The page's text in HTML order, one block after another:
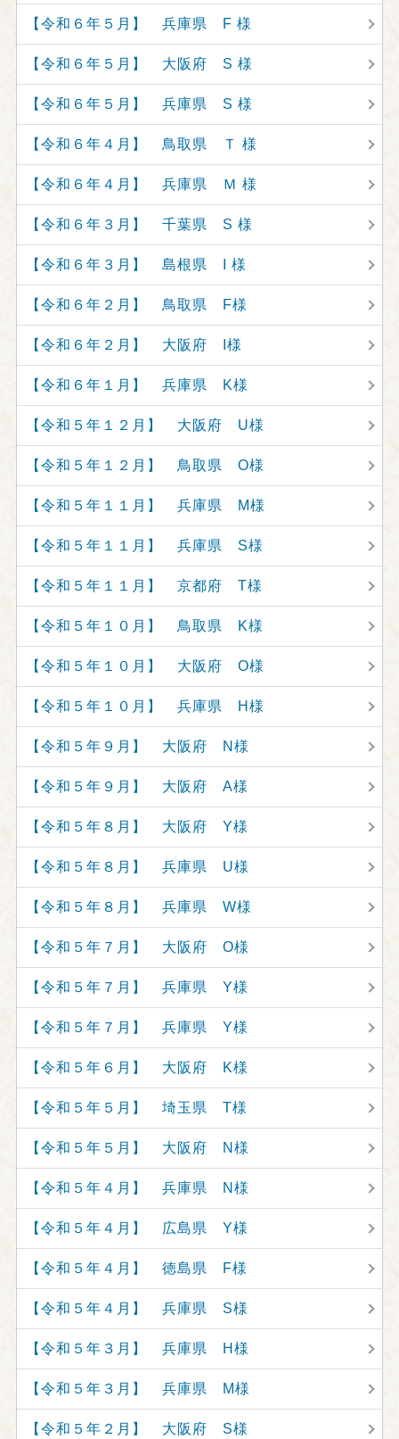
【令和６年５月】 兵庫県 F 様
【令和６年５月】 大阪府 S 様
【令和６年５月】 兵庫県 S 様
【令和６年４月】 鳥取県 Ｔ 様
【令和６年４月】 兵庫県 Ｍ 様
【令和６年３月】 千葉県 S 様
【令和６年３月】 島根県 I 様
【令和６年２月】 鳥取県 F様
【令和６年２月】 大阪府 I様
【令和６年１月】 兵庫県 K様
【令和５年１２月】 大阪府 U様
【令和５年１２月】 鳥取県 O様
【令和５年１１月】 兵庫県 M様
【令和５年１１月】 兵庫県 S様
【令和５年１１月】 京都府 T様
【令和５年１０月】 鳥取県 K様
【令和５年１０月】 大阪府 O様
【令和５年１０月】 兵庫県 H様
【令和５年９月】 大阪府 N様
【令和５年９月】 大阪府 A様
【令和５年８月】 大阪府 Y様
【令和５年８月】 兵庫県 U様
【令和５年８月】 兵庫県 W様
【令和５年７月】 大阪府 O様
【令和５年７月】 兵庫県 Y様
【令和５年７月】 兵庫県 Y様
【令和５年６月】 大阪府 K様
【令和５年５月】 埼玉県 T様
【令和５年５月】 大阪府 N様
【令和５年４月】 兵庫県 N様
【令和５年４月】 広島県 Y様
【令和５年４月】 徳島県 F様
【令和５年４月】 兵庫県 S様
【令和５年３月】 兵庫県 H様
【令和５年３月】 兵庫県 M様
【令和５年２月】 大阪府 S様